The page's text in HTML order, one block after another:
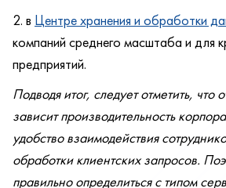
в Центре хранения и обработки
компаний среднего масштаба и для
предприятий.
Подводя итог, следует отметить, что
зависит производительность
удобство взаимодействия
обработки клиентских запросов.
правильно определиться с типом